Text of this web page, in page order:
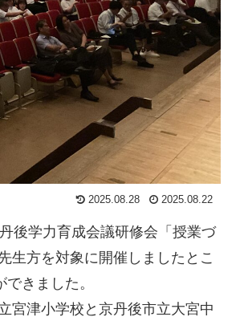
2025.08.28 2025.08.22
後学力育成会議研修会「授業づ
生方を対象に開催しましたとこ
きました。
宮津小学校と京丹後市立大宮中